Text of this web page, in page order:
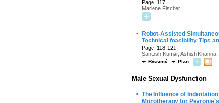
Page :117
Marlene Fischer
·
Robot-Assisted
Technical feasibility, Tips
Page :118-121
Santosh Kumar, Ashish
Résumé Plan
Male Sexual Dysfunction
· The Influence of
Monotherapy for